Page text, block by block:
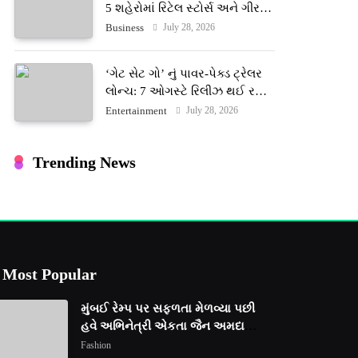
5 શહેરોમાં રિટેલ સ્ટોર્સ અને ગીર
ગાયના વૈદિક વલોણા ઘી-દૂધની શુદ્ધ
Business July 28, 2026
‘ગેટ સેટ ગો’ નું પાવર-પેક્ડ ટ્રેલર
લોન્ચ: 7 ઓગસ્ટે રિલીઝ થઈ રહેલ
આ ફિલ્મમાં હાઇ-ટેક VFX જોવા
Entertainment July 28, 2026
Trending News
Most Popular
મુંબઈ રેમ્પ પર સફળતા મેળવ્યા પછી
હવે અભિનેત્રી એકતા જૈન અમદાવાદ
ફેશન વીકમાં પોતાની પ્રતિભા
Fashion